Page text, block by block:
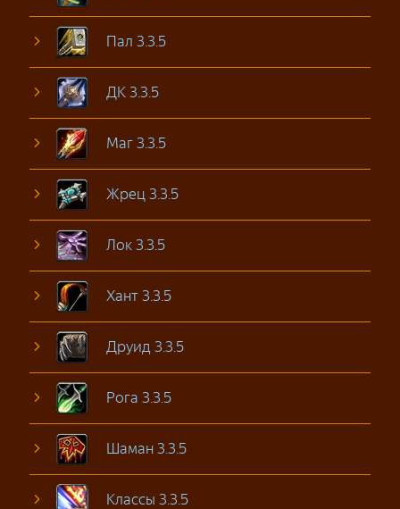
Пал 3.3.5
ДК 3.3.5
Маг 3.3.5
Жрец 3.3.5
Лок 3.3.5
Хант 3.3.5
Друид 3.3.5
Рога 3.3.5
Шаман 3.3.5
Классы 3.3.5